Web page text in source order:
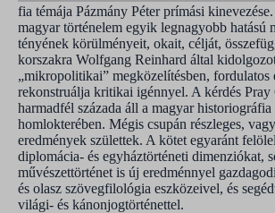
fia témája Pázmány Péter prímási
magyar történelem egyik legnagyobb hatású
tényének körülményeit, okait, célját,
korszakra Wolfgang Reinhard által
„mikropolitikai” megközelítésben, fordulatos
rekonstruálja kritikai igénnyel. A kérdés
harmadfél százada áll a magyar
homlokterében. Mégis csupán részleges,
eredmények születtek. A kötet egyaránt
diplomácia- és egyháztörténeti dimenziókat,
művészettörténet is új eredménnyel
és olasz szövegfilológia eszközeivel, és
világi- és kánonjogtörténettel.